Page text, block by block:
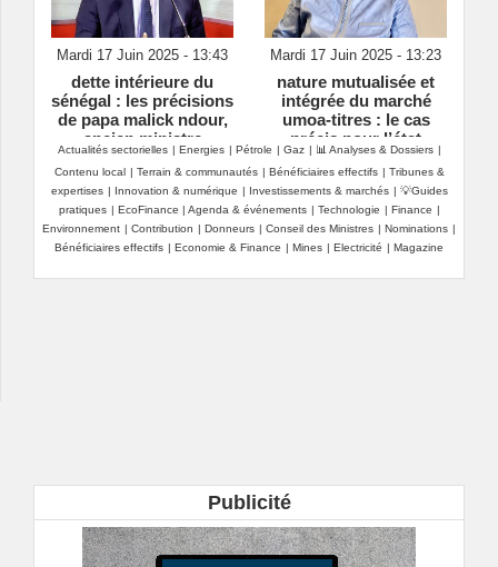
Mardi 17 Juin 2025 - 13:43
dette intérieure du
sénégal : les précisions
de papa malick ndour,
ancien ministre
Mardi 17 Juin 2025 - 13:23
nature mutualisée et
intégrée du marché
umoa‑titres : le cas
précis pour l’état
ivoirien
Actualités sectorielles | Energies | Pétrole | Gaz | 📊 Analyses & Dossiers |
Contenu local | Terrain & communautés | Bénéficiaires effectifs | Tribunes &
expertises | Innovation & numérique | Investissements & marchés | 💡Guides
pratiques | EcoFinance | Agenda & événements | Technologie | Finance |
Environnement | Contribution | Donneurs | Conseil des Ministres | Nominations |
Bénéficiaires effectifs | Economie & Finance | Mines | Electricité | Magazine
Publicité